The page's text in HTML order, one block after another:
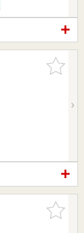
お気に入
りに追加
お気に入
りに追加